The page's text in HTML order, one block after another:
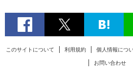
このサイトについて 利用規約 個人情報につ
お問い合わせ